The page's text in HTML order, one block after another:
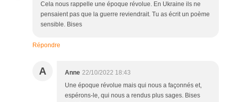
Cela nous rappelle une époque révolue. En Ukraine ils ne
pensaient pas que la guerre reviendrait. Tu as écrit un poème
sensible. Bises
Répondre
A Anne 22/10/2022 18:43
Une époque révolue mais qui nous a façonnés et,
espérons-le, qui nous a rendus plus sages. Bises